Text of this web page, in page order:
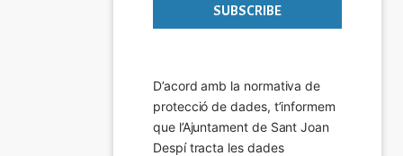
D’acord amb la normativa de
protecció de dades, t’informem
que l’Ajuntament de Sant Joan
Despí tracta les dades